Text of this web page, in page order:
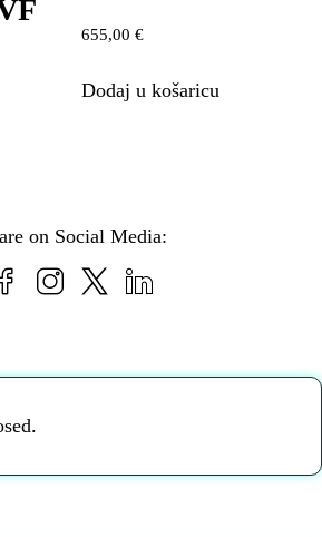
655,00€
Dodaj u košaricu
on Social Media: